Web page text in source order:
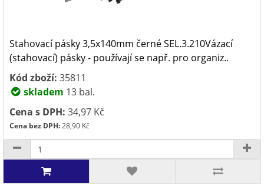
Stahovací pásky 3,5x140mm černé SEL.3.210Vázací
(stahovací) pásky - používají se např. pro organiz..
Kód zboží: 35811
skladem 13 bal.
Cena s DPH: 34,97 Kč
Cena bez DPH:28,90 Kč